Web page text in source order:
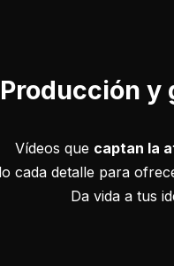
Producción y
Vídeos que captan la
cada detalle para
Da vida a tus